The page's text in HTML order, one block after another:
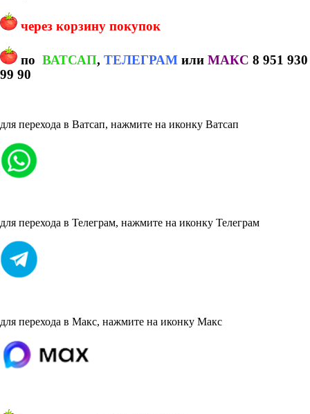
через корзину покупок
по ВАТСАП, ТЕЛЕГРАМ или МАКС 8 951 930
99 90
для перехода в Ватсап, нажмите на иконку Ватсап
для перехода в Телеграм, нажмите на иконку Телеграм
для перехода в Макс, нажмите на иконку Макс